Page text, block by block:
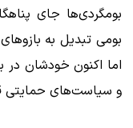
بومگردی‌ها جای
بومی تبدیل به
اما اکنون خودشان در
و سیاست‌های حمایتی